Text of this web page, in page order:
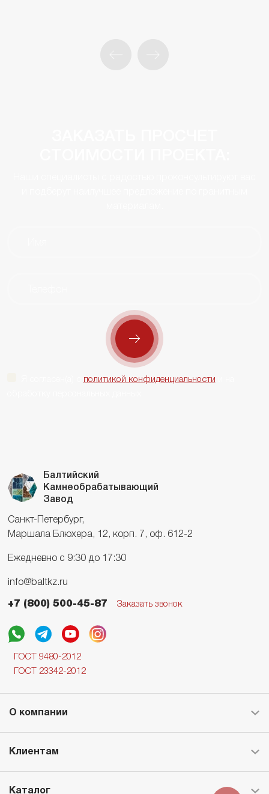
политикой конфиденциальности
Балтийский
Камнеобрабатывающий
Завод
Санкт-Петербург,
Маршала Блюхера, 12, корп. 7, оф. 612-2
Ежедневно с 9:30 до 17:30
info@baltkz.ru
+7 (800) 500-45-87 Заказать звонок
ГОСТ 9480-2012
ГОСТ 23342-2012
О компании
Клиентам
Каталог